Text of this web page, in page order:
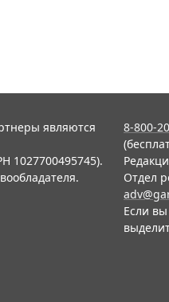
являются
1027700495745).
8-800-
Отдел
Если вы